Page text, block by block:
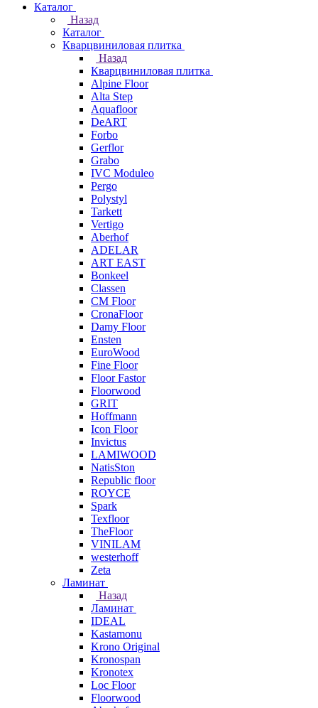
Каталог
Назад
Каталог
Кварцвиниловая плитка
Назад
Кварцвиниловая плитка
Alpine Floor
Alta Step
Aquafloor
DeART
Forbo
Gerflor
Grabo
IVC Moduleo
Pergo
Polystyl
Tarkett
Vertigo
Aberhof
ADELAR
ART EAST
Bonkeel
Classen
CM Floor
CronaFloor
Damy Floor
Ensten
EuroWood
Fine Floor
Floor Fastor
Floorwood
GRIT
Hoffmann
Icon Floor
Invictus
LAMIWOOD
NatisSton
Republic floor
ROYCE
Spark
Texfloor
TheFloor
VINILAM
westerhoff
Zeta
Ламинат
Назад
Ламинат
IDEAL
Kastamonu
Krono Original
Kronospan
Kronotex
Loc Floor
Floorwood